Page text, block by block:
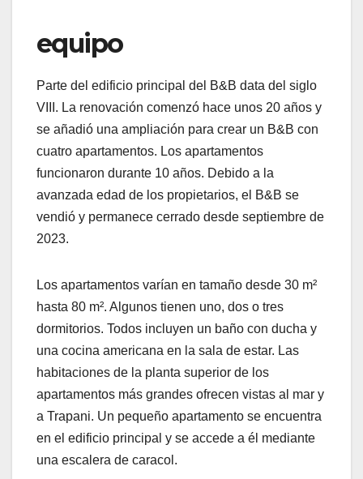
equipo
Parte del edificio principal del B&B data del siglo
VIII. La renovación comenzó hace unos 20 años y
se añadió una ampliación para crear un B&B con
cuatro apartamentos. Los apartamentos
funcionaron durante 10 años. Debido a la
avanzada edad de los propietarios, el B&B se
vendió y permanece cerrado desde septiembre de
2023.
Los apartamentos varían en tamaño desde 30 m²
hasta 80 m². Algunos tienen uno, dos o tres
dormitorios. Todos incluyen un baño con ducha y
una cocina americana en la sala de estar. Las
habitaciones de la planta superior de los
apartamentos más grandes ofrecen vistas al mar y
a Trapani. Un pequeño apartamento se encuentra
en el edificio principal y se accede a él mediante
una escalera de caracol.